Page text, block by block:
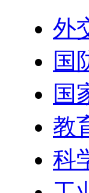
外
国
国
教
科